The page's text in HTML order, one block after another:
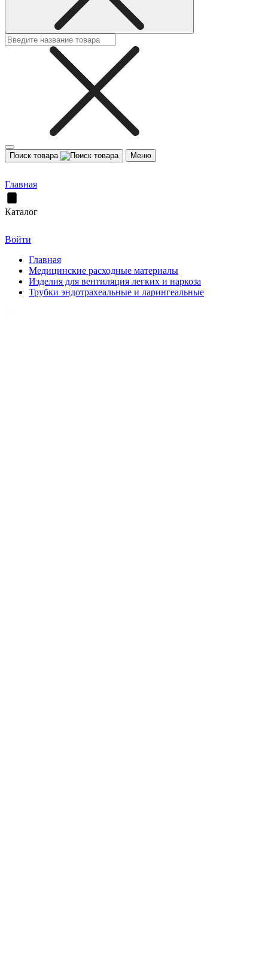
Поиск товара Меню
Главная
Каталог
Войти
Главная
Медицинские расходные материалы
Изделия для вентиляция легких и наркоза
Трубки эндотрахеальные и ларингеальные